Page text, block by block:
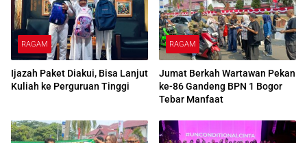
RAGAM
Ijazah Paket Diakui, Bisa Lanjut
Kuliah ke Perguruan Tinggi
RAGAM
Jumat Berkah Wartawan Pekan
ke-86 Gandeng BPN 1 Bogor
Tebar Manfaat